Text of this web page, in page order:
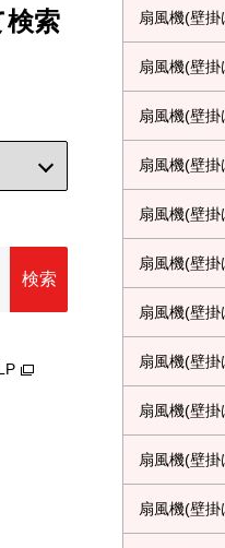
検索
検索
扇風機(壁掛
扇風機(壁掛
扇風機(壁掛
扇風機(壁掛
扇風機(壁掛
扇風機(壁掛
扇風機(壁掛
扇風機(壁掛
扇風機(壁掛
扇風機(壁掛
扇風機(壁掛